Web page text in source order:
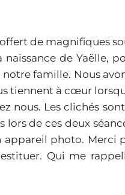
de magnifiques
de Yaëlle,
famille. Nous
tiennent à cœur
nous. Les clichés
de ces deux
appareil photo. Merci
Qui me